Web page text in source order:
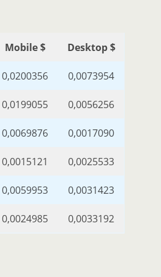
Mobile $ Desktop $
0,0200356 0,0073954
0,0199055 0,0056256
0,0069876 0,0017090
0,0015121 0,0025533
0,0059953 0,0031423
0,0024985 0,0033192